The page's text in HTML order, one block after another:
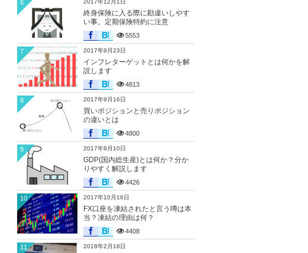
2017年12月1日
終身保険に入る際に勘違いしやす
い事。定期保険特約に注意
5553
6
2017年9月23日
インフレターゲットとは何かを解
説します
4813
7
2017年9月16日
買いポジションと売りポジション
の違いとは
4800
8
2017年9月10日
GDP(国内総生産)とは何か？分か
りやすく解説します
4426
9
2017年10月16日
FX口座を凍結されたと言う噂は本
当？凍結の理由は何？
4408
10
2018年2月18日
11